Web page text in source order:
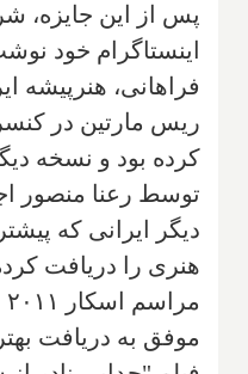
پس از این جایزه،
اینستاگرام خود
فراهانی، هنرپیشه
ریس مارتین در
کرده بود و نسخه
توسط رعنا منصور
دیگر ایرانی که
هنری را دریافت
موفق به دریافت